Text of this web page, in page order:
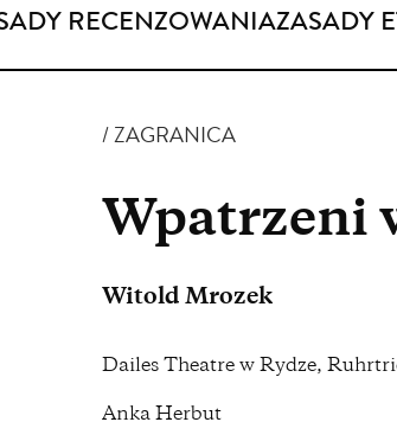
RECENZOWANIAZASADY
ZAGRANICA
Wpatrzeni
Witold Mrozek
Dailes Theatre w Rydze,
Anka Herbut